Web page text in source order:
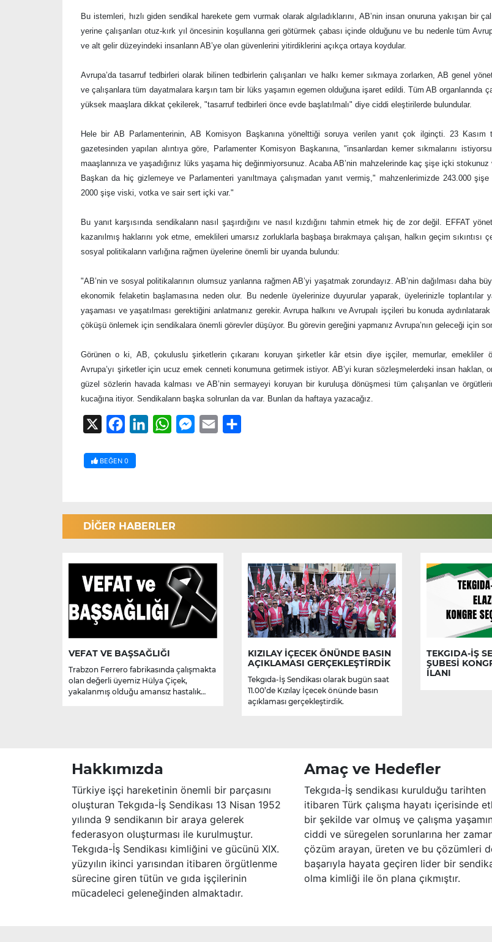
Bu istemleri, hızlı giden sendikal harekete gem vurmak olarak algıladıklarını, AB’nin insan onuruna yakışan bir
yerine çalışanları otuz-kırk yıl öncesinin koşullanna geri götürmek çabası içinde olduğunu ve bu nedenle tüm
ve alt gelir düzeyindeki insanlann AB’ye olan güvenlerini yitirdiklerini açıkça ortaya koydular.
Avrupa’da tasarruf tedbirleri olarak bilinen tedbirlerin çalışanları ve halkı kemer sıkmaya zorlarken, AB genel
ve çalışanlara tüm dayatmalara karşın tam bir lüks yaşamın egemen olduğuna işaret edildi. Tüm AB organlannda
yüksek maaşlara dikkat çekilerek, "tasarruf tedbirleri önce evde başlatılmalı" diye ciddi eleştirilerde bulundular.
Hele bir AB Parlamenterinin, AB Komisyon Başkanına yönelttiği soruya verilen yanıt çok ilginçti. 23 Kasım
gazetesinden yapılan alıntıya göre, Parlamenter Komisyon Başkanına, "insanlardan kemer sıkmalarını
maaşlannıza ve yaşadığınız lüks yaşama hiç değinmiyorsunuz. Acaba AB’nin mahzelerinde kaç şişe içki
Başkan da hiç gizlemeye ve Parlamenteri yanıltmaya çalışmadan yanıt vermiş," mahzenlerimizde 243.000
2000 şişe viski, votka ve sair sert içki var."
Bu yanıt karşısında sendikalann nasıl şaşırdığını ve nasıl kızdığını tahmin etmek hiç de zor değil. EFFAT
kazanılmış haklarını yok etme, emeklileri umarsız zorluklarla başbaşa bırakmaya çalışan, halkın geçim sıkıntısı
sosyal politikalann varlığına rağmen üyelerine önemli bir uyanda bulundu:
"AB’nin ve sosyal politikalarının olumsuz yanlanna rağmen AB’yi yaşatmak zorundayız. AB’nin dağılması daha
ekonomik felaketin başlamasına neden olur. Bu nedenle üyelerinize duyurular yaparak, üyelerinizle toplantılar
yaşaması ve yaşatılması gerektiğini anlatmanız gerekir. Avrupa halkını ve Avrupalı işçileri bu konuda
çöküşü önlemek için sendikalara önemli görevler düşüyor. Bu görevin gereğini yapmanız Avrupa’nın geleceği için
Görünen o ki, AB, çokuluslu şirketlerin çıkaranı koruyan şirketler kâr etsin diye işçiler, memurlar, emekliler
Avrupa’yı şirketler için ucuz emek cenneti konumuna getirmek istiyor. AB’yi kuran sözleşmelerdeki insan haklan,
güzel sözlerin havada kalması ve AB’nin sermayeyi koruyan bir kuruluşa dönüşmesi tüm çalışanlan ve
kucağına itiyor. Sendikalann başka solrunlan da var. Bunlan da haftaya yazacağız.
FacebookLinkedInWhatsAppMessenger
Email
BEĞEN 0
DİĞER HABERLER
VEFAT VE BAŞSAĞLIĞI
Trabzon Ferrero fabrikasında çalışmakta
olan değerli üyemiz Hülya Çiçek,
yakalanmış olduğu amansız hastalık
KIZILAY İÇECEK ÖNÜNDE BASIN
AÇIKLAMASI GERÇEKLEŞTİRDİK
Tekgıda-İş Sendikası olarak bugün saat
11.00’de Kızılay İçecek önünde basın
açıklaması gerçekleştirdik.
TEKGIDA-İŞ
ŞUBESİ
İLANI
Hakkımızda
Türkiye işçi hareketinin önemli bir parçasını
oluşturan Tekgıda-İş Sendikası 13 Nisan 1952
yılında 9 sendikanın bir araya gelerek
federasyon oluşturması ile kurulmuştur.
Tekgıda-İş Sendikası kimliğini ve gücünü XIX.
yüzyılın ikinci yarısından itibaren örgütlenme
sürecine giren tütün ve gıda işçilerinin
mücadeleci geleneğinden almaktadır.
Amaç ve Hedefler
Tekgıda-İş sendikası kurulduğu tarihten
itibaren Türk çalışma hayatı içerisinde
bir şekilde var olmuş ve çalışma
ciddi ve süregelen sorunlarına her
çözüm arayan, üreten ve bu çözümleri
başarıyla hayata geçiren lider bir
olma kimliği ile ön plana çıkmıştır.